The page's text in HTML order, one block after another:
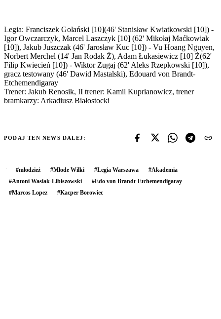
Legia: Franciszek Golański [10](46' Stanisław Kwiatkowski [10]) -
Igor Owczarczyk, Marcel Laszczyk [10] (62' Mikołaj Maćkowiak
[10]), Jakub Juszczak (46' Jarosław Kuc [10]) - Vu Hoang Nguyen,
Norbert Merchel (14' Jan Rodak Ż), Adam Łukasiewicz [10] Ż(62'
Filip Kwiecień [10]) - Wiktor Zugaj (62' Aleks Rzepkowski [10]),
gracz testowany (46' Dawid Mastalski), Edouard von Brandt-
Etchemendigaray
Trener: Jakub Renosik, II trener: Kamil Kuprianowicz, trener
bramkarzy: Arkadiusz Białostocki
PODAJ TEN NEWS DALEJ:
#młodzież #Młode Wilki #Legia Warszawa #Akademia
#Antoni Wasiak-Libiszowski #Edo von Brandt-Etchemendigaray
#Marcos Lopez #Kacper Borowiec